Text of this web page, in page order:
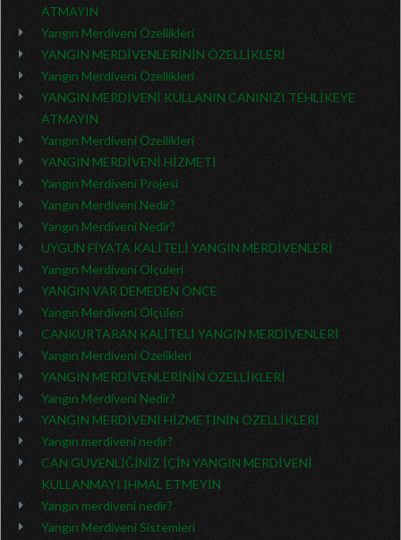
ATMAYIN
Yangın Merdiveni Özellikleri
YANGIN MERDİVENLERİNİN ÖZELLİKLERİ
Yangın Merdiveni Özellikleri
YANGIN MERDİVENİ KULLANIN CANINIZI TEHLİKEYE
ATMAYIN
Yangın Merdiveni Özellikleri
YANGIN MERDİVENİ HİZMETİ
Yangın Merdiveni Projesi
Yangın Merdiveni Nedir?
Yangın Merdiveni Nedir?
UYGUN FİYATA KALİTELİ YANGIN MERDİVENLERİ
Yangın Merdiveni Ölçüleri
YANGIN VAR DEMEDEN ÖNCE
Yangın Merdiveni Ölçüleri
CANKURTARAN KALİTELİ YANGIN MERDİVENLERİ
Yangın Merdiveni Özelikleri
YANGIN MERDİVENLERİNİN ÖZELLİKLERİ
Yangın Merdiveni Nedir?
YANGIN MERDİVENİ HİZMETİNİN ÖZELLİKLERİ
Yangın merdiveni nedir?
CAN GÜVENLİĞİNİZ İÇİN YANGIN MERDİVENİ
KULLANMAYI İHMAL ETMEYİN
Yangın merdiveni nedir?
Yangın Merdiveni Sistemleri